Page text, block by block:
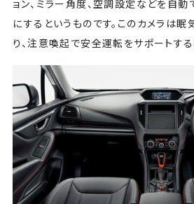
ョン、ミラー角度、空調設定などを自
にするというものです。このカメラは
り、注意喚起で安全運転をサポートす